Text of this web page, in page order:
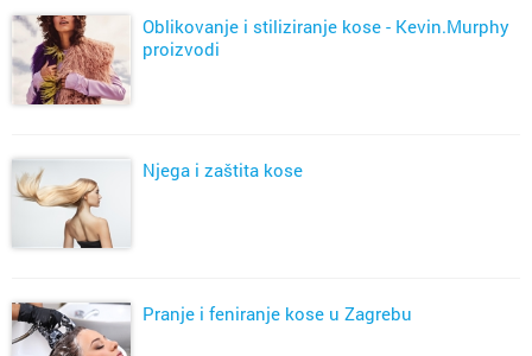
Oblikovanje i stiliziranje kose - Kevin.Murphy
proizvodi
Njega i zaštita kose
Pranje i feniranje kose u Zagrebu